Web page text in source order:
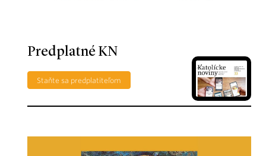
Predplatné KN
Staňte sa predplatiteľom